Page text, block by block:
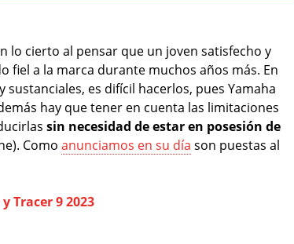
lo cierto al pensar que un joven satisfecho y
a la marca durante muchos años más. En
es difícil hacerlos, pues Yamaha
hay que tener en cuenta las limitaciones
sin necesidad de estar en posesión de
Como anunciamos en su día son puestas al
Tracer 9 2023